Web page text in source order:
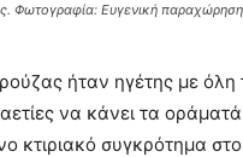
Φωτογραφία: Ευγενική
ήταν ηγέτης με
να κάνει τα
κτιριακό συγκρότημα